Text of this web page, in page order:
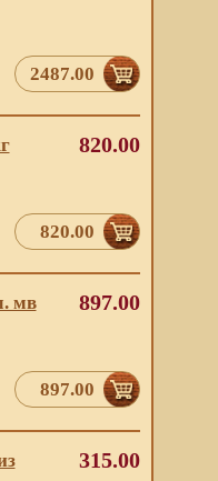
2487.00
820.00
820.00
мв
897.00
897.00
315.00